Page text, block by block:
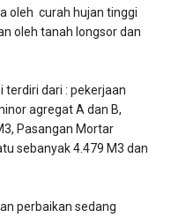
oleh curah hujan tinggi
oleh tanah longsor dan
terdiri dari : pekerjaan
agregat A dan B,
Pasangan Mortar
sebanyak 4.479 M3 dan
perbaikan sedang